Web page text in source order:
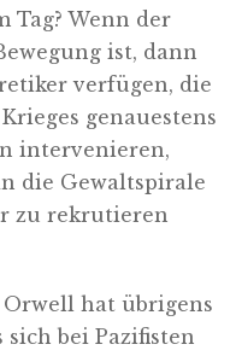
Tag? Wenn der
ist, dann
verfügen, die
genauestens
intervenieren,
die Gewaltspirale
zu rekrutieren
hat übrigens
sich bei Pazifisten